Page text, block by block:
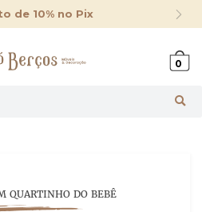
de 10% no Pix
0
QUARTINHO DO BEBÊ